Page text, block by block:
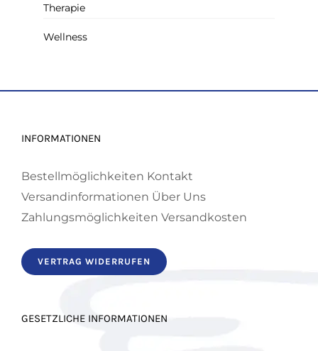
Therapie
Wellness
INFORMATIONEN
Bestellmöglichkeiten Kontakt
Versandinformationen Über Uns
Zahlungsmöglichkeiten Versandkosten
VERTRAG WIDERRUFEN
GESETZLICHE INFORMATIONEN